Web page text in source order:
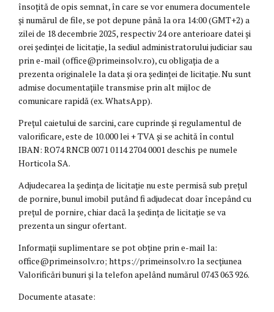
însoțită de opis semnat, în care se vor enumera documentele
și numărul de file, se pot depune până la ora 14:00 (GMT+2) a
zilei de 18 decembrie 2025, respectiv 24 ore anterioare datei și
orei ședinței de licitație, la sediul administratorului judiciar sau
prin e-mail (office@primeinsolv.ro), cu obligația de a
prezenta originalele la data și ora ședinței de licitație. Nu sunt
admise documentațiile transmise prin alt mijloc de
comunicare rapidă (ex. WhatsApp).
Prețul caietului de sarcini, care cuprinde și regulamentul de
valorificare, este de 10.000 lei + TVA și se achită în contul
IBAN: RO74 RNCB 0071 0114 2704 0001 deschis pe numele
Horticola SA.
Adjudecarea la ședința de licitație nu este permisă sub prețul
de pornire, bunul imobil putând fi adjudecat doar începând cu
prețul de pornire, chiar dacă la ședința de licitație se va
prezenta un singur ofertant.
Informații suplimentare se pot obține prin e-mail la:
office@primeinsolv.ro; https://primeinsolv.ro la secțiunea
Valorificări bunuri și la telefon apelând numărul 0743 063 926.
Documente atasate: